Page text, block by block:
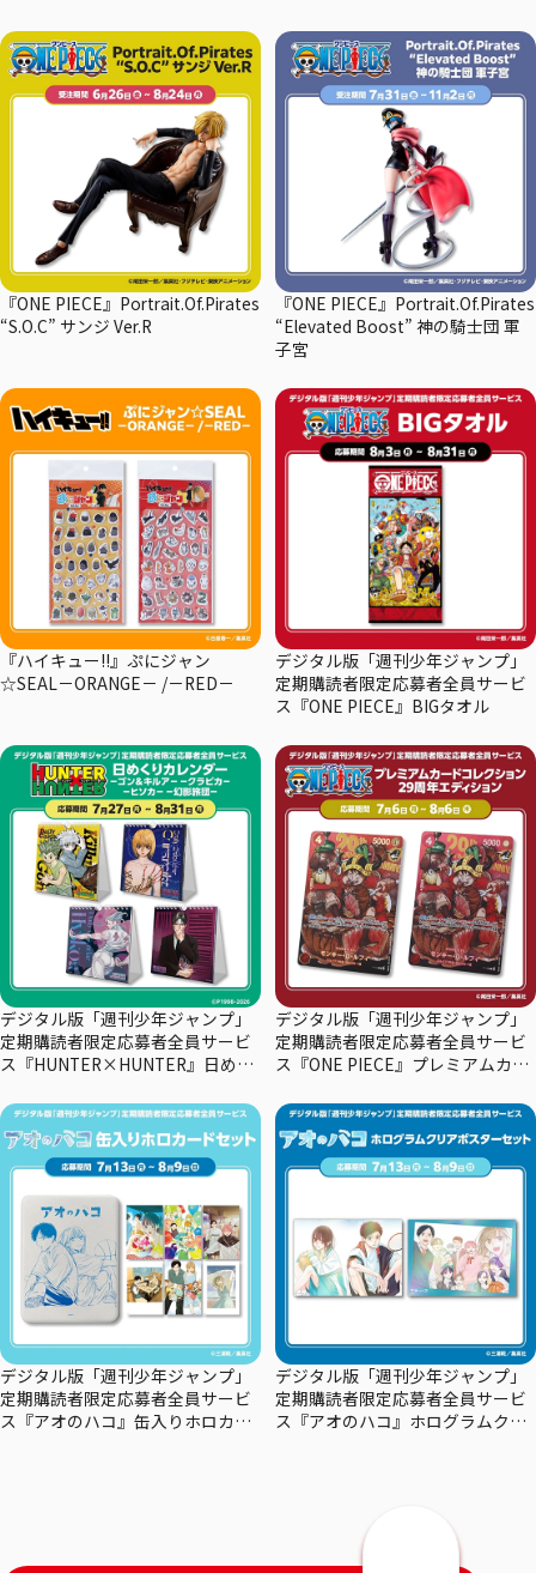
『ONE PIECE』Portrait.Of.Pirates
“S.O.C” サンジ Ver.R
『ONE PIECE』Portrait.Of.Pirates
“Elevated Boost” 神の騎士団 軍
子宮
『ハイキュー!!』ぷにジャン
☆SEAL－ORANGE－ /－RED－
デジタル版「週刊少年ジャンプ」
定期購読者限定応募者全員サービ
ス『ONE PIECE』BIGタオル
デジタル版「週刊少年ジャンプ」
定期購読者限定応募者全員サービ
ス『HUNTER×HUNTER』日めく
デジタル版「週刊少年ジャンプ」
定期購読者限定応募者全員サービ
ス『ONE PIECE』プレミアムカー
ン
デジタル版「週刊少年ジャンプ」
定期購読者限定応募者全員サービ
ス『アオのハコ』缶入りホロカー
デジタル版「週刊少年ジャンプ」
定期購読者限定応募者全員サービ
ス『アオのハコ』ホログラムクリ